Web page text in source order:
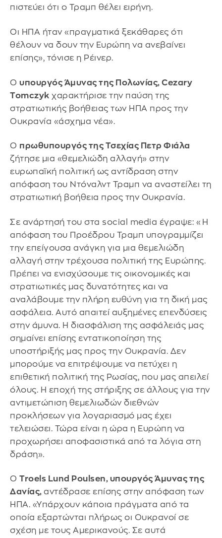
πιστεύει ότι ο Τραμπ θέλει ειρήνη.
Οι ΗΠΑ ήταν «πραγματικά ξεκάθαρες ότι
θέλουν να δουν την Ευρώπη να ανεβαίνει
επίσης», τόνισε η Ρέινερ.
Ο υπουργός Άμυνας της Πολωνίας, Cezary
Tomczyk χαρακτήρισε την παύση της
στρατιωτικής βοήθειας των ΗΠΑ προς την
Ουκρανία «άσχημα νέα».
Ο πρωθυπουργός της Τσεχίας Πετρ Φιάλα
ζήτησε μια «θεμελιώδη αλλαγή» στην
ευρωπαϊκή πολιτική ως αντίδραση στην
απόφαση του Ντόναλντ Τραμπ να αναστείλει τη
στρατιωτική βοήθεια προς την Ουκρανία.
Σε ανάρτησή του στα social media έγραψε: «Η
απόφαση του Προέδρου Τραμπ υπογραμμίζει
την επείγουσα ανάγκη για μια θεμελιώδη
αλλαγή στην τρέχουσα πολιτική της Ευρώπης.
Πρέπει να ενισχύσουμε τις οικονομικές και
στρατιωτικές μας δυνατότητες και να
αναλάβουμε την πλήρη ευθύνη για τη δική μας
ασφάλεια. Αυτό απαιτεί αυξημένες επενδύσεις
στην άμυνα. Η διασφάλιση της ασφάλειάς μας
σημαίνει επίσης εντατικοποίηση της
υποστήριξής μας προς την Ουκρανία. Δεν
μπορούμε να επιτρέψουμε να πετύχει η
επιθετική πολιτική της Ρωσίας, που μας απειλεί
όλους. Η εποχή της στήριξης σε άλλους για την
αντιμετώπιση θεμελιωδών διεθνών
προκλήσεων για λογαριασμό μας έχει
τελειώσει. Τώρα είναι η ώρα η Ευρώπη να
προχωρήσει αποφασιστικά από τα λόγια στη
δράση».
Ο Troels Lund Poulsen, υπουργός Άμυνας της
Δανίας, αντέδρασε επίσης στην απόφαση των
ΗΠΑ. «Υπάρχουν κάποια πράγματα από τα
οποία εξαρτώνται πλήρως οι Ουκρανοί σε
σχέση με τους Αμερικανούς. Σε αυτά